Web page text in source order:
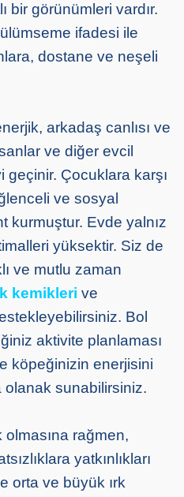
bir görünümleri vardır.
ifadesi ile
dostane ve neşeli
arkadaş canlısı ve
ve diğer evcil
geçinir. Çocuklara karşı
ve sosyal
kurmuştur. Evde yalnız
yüksektir. Siz de
ve mutlu zaman
kemikleri ve
Bol
aktivite planlaması
köpeğinizin enerjisini
olanak sunabilirsiniz.
olmasına rağmen,
yatkınlıkları
orta ve büyük ırk